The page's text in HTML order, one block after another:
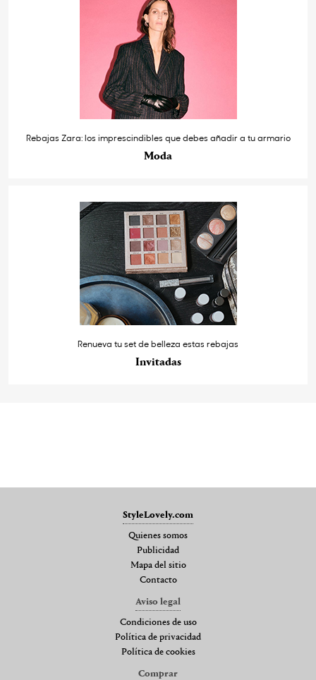
Rebajas Zara: los imprescindibles que debes añadir a tu armario
Moda
Renueva tu set de belleza estas rebajas
Invitadas
StyleLovely.com
Quienes somos
Publicidad
Mapa del sitio
Contacto
Aviso legal
Condiciones de uso
Política de privacidad
Política de cookies
Comprar